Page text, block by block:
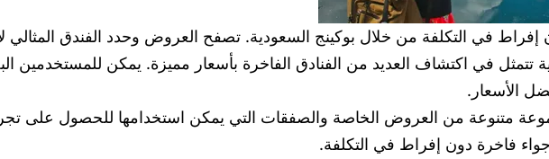
إفراط في التكلفة من خلال بوكينج السعودية. تصفح العروض وحدد الفندق المثالي
تتمثل في اكتشاف العديد من الفنادق الفاخرة بأسعار مميزة. يمكن للمستخدمين
الأسعار.
متنوعة من العروض الخاصة والصفقات التي يمكن استخدامها للحصول على
فاخرة دون إفراط في التكلفة.